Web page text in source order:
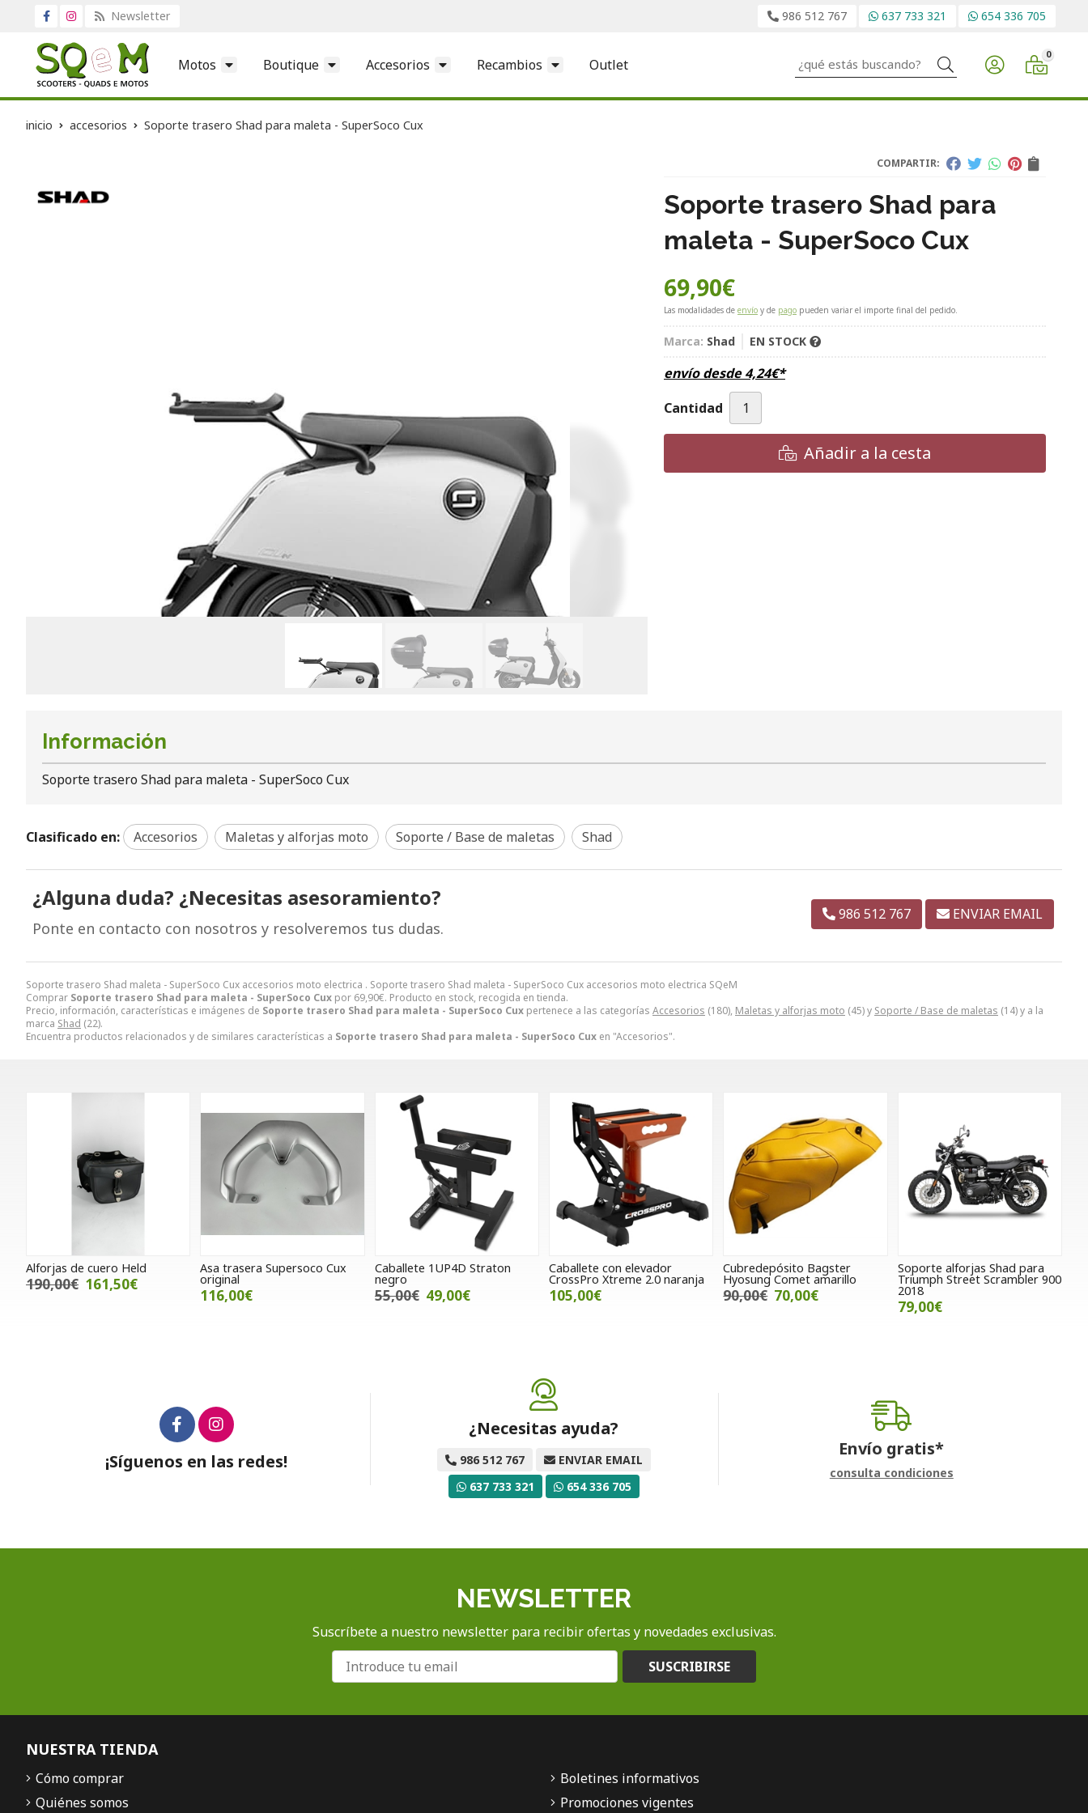
Newsletter 986 512 767 637 733 321 654 336 705
Motos Boutique Accesorios Recambios Outlet Buscar 0
inicio accesorios Soporte trasero Shad para maleta - SuperSoco Cux
COMPARTIR:
Soporte trasero Shad para
maleta - SuperSoco Cux
69,90€
Las modalidades de envío y de pago pueden variar el importe final del pedido.
Marca: Shad EN STOCK
envío desde4,24€*
Cantidad
Añadir a la cesta
Soporte trasero Shad maleta - SuperSoco Cux accesorios moto electrica . Soporte trasero Shad maleta - SuperSoco Cux accesorios moto electrica SQeM
Comprar Soporte trasero Shad para maleta - SuperSoco Cux por 69,90€. Producto en stock, recogida en tienda.
Precio, información, características e imágenes de Soporte trasero Shad para maleta - SuperSoco Cux pertenece a las categorías Accesorios (180), Maletas y alforjas moto (45) y Soporte / Base de maletas (14) y a la
marca Shad (22).
Encuentra productos relacionados y de similares características a Soporte trasero Shad para maleta - SuperSoco Cux en "Accesorios".
Información
Soporte trasero Shad para maleta - SuperSoco Cux
Clasificado en: Accesorios Maletas y alforjas moto Soporte / Base de maletas Shad
¿Alguna duda? ¿Necesitas asesoramiento?
Ponte en contacto con nosotros y resolveremos tus dudas.
986 512 767 ENVIAR EMAIL
Alforjas de cuero Held
190,00€ 161,50€
Asa trasera Supersoco Cux
original
116,00€
Caballete 1UP4D Straton
negro
55,00€ 49,00€
Caballete con elevador
CrossPro Xtreme 2.0 naranja
105,00€
Cubredepósito Bagster
Hyosung Comet amarillo
90,00€ 70,00€
Soporte alforjas Shad para
Triumph Street Scrambler 900
2018
79,00€
¡Síguenos en las redes!
¿Necesitas ayuda?
986 512 767
ENVIAR EMAIL
637 733 321
654 336 705
Envío gratis*
consulta condiciones
NEWSLETTER
Suscríbete a nuestro newsletter para recibir ofertas y novedades exclusivas.
SUSCRIBIRSE
NUESTRA TIENDA
Cómo comprar
Quiénes somos
Boletines informativos
Promociones vigentes